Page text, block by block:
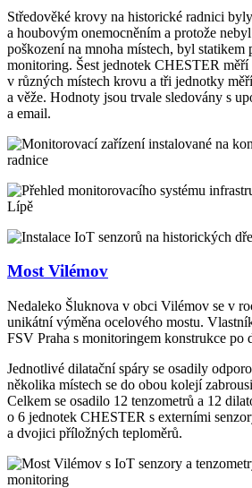
Středověké krovy na historické radnici
a houbovým onemocněním a protože
poškození na mnoha místech, byl statikem
monitoring. Šest jednotek CHESTER
v různých místech krovu a tři jednotky
a věže. Hodnoty jsou trvale sledovány s
a email.
Most Vilémov
Nedaleko Šluknova v obci Vilémov se v
unikátní výměna ocelového mostu.
FSV Praha s monitoringem konstrukce po
Jednotlivé dilatační spáry se osadily
několika místech se do obou kolejí
Celkem se osadilo 12 tenzometrů a 12
o 6 jednotek CHESTER s externími
a dvojici příložných teploměrů.